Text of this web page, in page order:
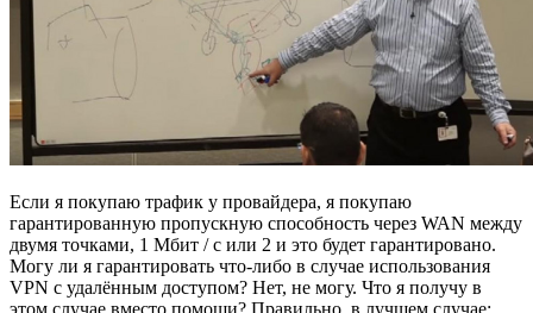
Если я покупаю трафик у провайдера, я покупаю
гарантированную пропускную способность через WAN между
двумя точками, 1 Мбит / с или 2 и это будет гарантировано.
Могу ли я гарантировать что-либо в случае использования
VPN с удалённым доступом? Нет, не могу. Что я получу в